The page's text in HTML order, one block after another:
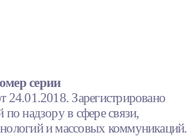
серии
Зарегистрировано
надзору в сфере связи,
и массовых коммуникаций.